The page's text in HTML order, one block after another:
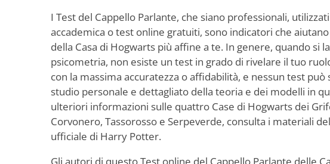
I Test del Cappello Parlante, che siano professionali,
accademica o test online gratuiti, sono indicatori che aiutano
della Casa di Hogwarts più affine a te. In genere, quando si
psicometria, non esiste un test in grado di rivelare il tuo
con la massima accuratezza o affidabilità, e nessun test
studio personale e dettagliato della teoria e dei modelli in
ulteriori informazioni sulle quattro Case di Hogwarts dei
Corvonero, Tassorosso e Serpeverde, consulta i materiali
ufficiale di Harry Potter.